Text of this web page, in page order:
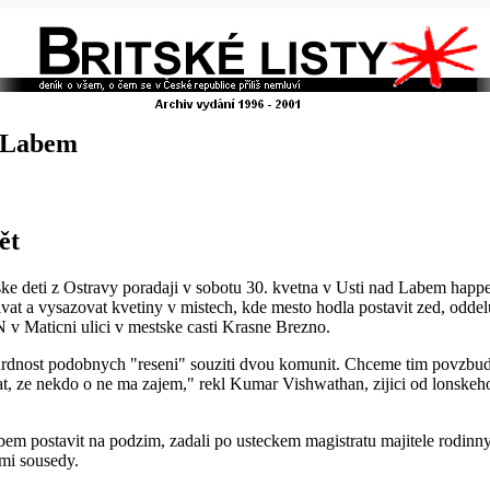
deti z Ostravy poradaji v sobotu 30. kvetna v Usti nad Labem
a vysazovat kvetiny v mistech, kde mesto hodla postavit zed,
Maticni ulici v mestske casti Krasne Brezno.
podobnych "reseni" souziti dvou komunit. Chceme tim
ze nekdo o ne ma zajem," rekl Kumar Vishwathan, zijici od
postavit na podzim, zadali po usteckem magistratu majitele
sousedy.